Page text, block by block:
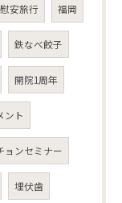
慰安旅行 福岡
鉄なべ餃子
開院1周年
ント
ョンセミナー
埋伏歯